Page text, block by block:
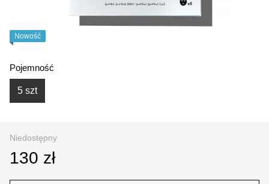
Nowość
Pojemność
5 szt
Niedostępny
130 zł